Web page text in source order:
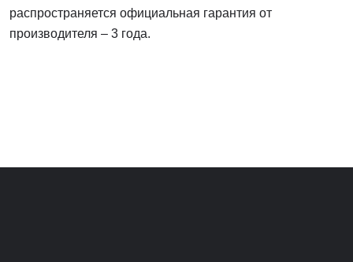
распространяется официальная гарантия от
производителя – 3 года.